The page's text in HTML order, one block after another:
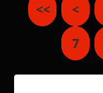
<< <
7